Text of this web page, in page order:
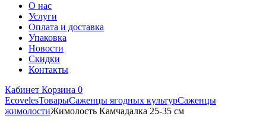
О нас
Услуги
Оплата и доставка
Упаковка
Новости
Скидки
Контакты
Кабинет Корзина 0
EcovelesТоварыСаженцы ягодных культурСаженцы
жимолостиЖимолость Камчадалка 25-35 см